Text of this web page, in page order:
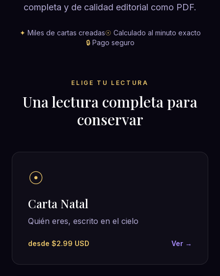
completa y de calidad editorial como PDF.
✦ Miles de cartas creadas☉ Calculado al minuto exacto
🔒Pago seguro
ELIGE TU LECTURA
Una lectura completa para
conservar
☉
Carta Natal
Quién eres, escrito en el cielo
desde $2.99 USD Ver →